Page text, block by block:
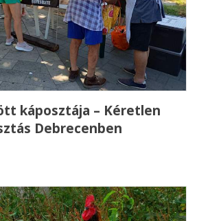
káposztája – Kéretlen
Debrecenben